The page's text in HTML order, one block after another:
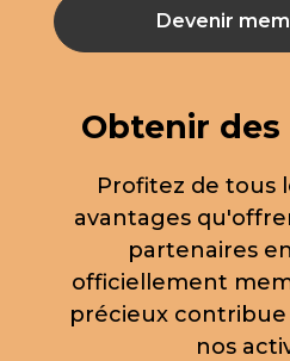
Devenir
Obtenir
Profitez de tous
avantages
partenaires
officiellement
précieux contribue
nos